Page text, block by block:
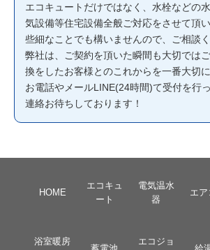
エコキュートだけではなく、水栓などの
気設備等住宅設備全般ご対応をさせて頂い
些細なことでも構いませんので、ご相談く
弊社は、ご契約を頂いた瞬間も大切では
換をしたお客様とのこれからを一番大切に
お電話やメールLINE(24時間)て受付を行
連絡お待ちしております！
HOME
エコキュ
ート
電気温水
器
エ
浴室暖房
エコジョ